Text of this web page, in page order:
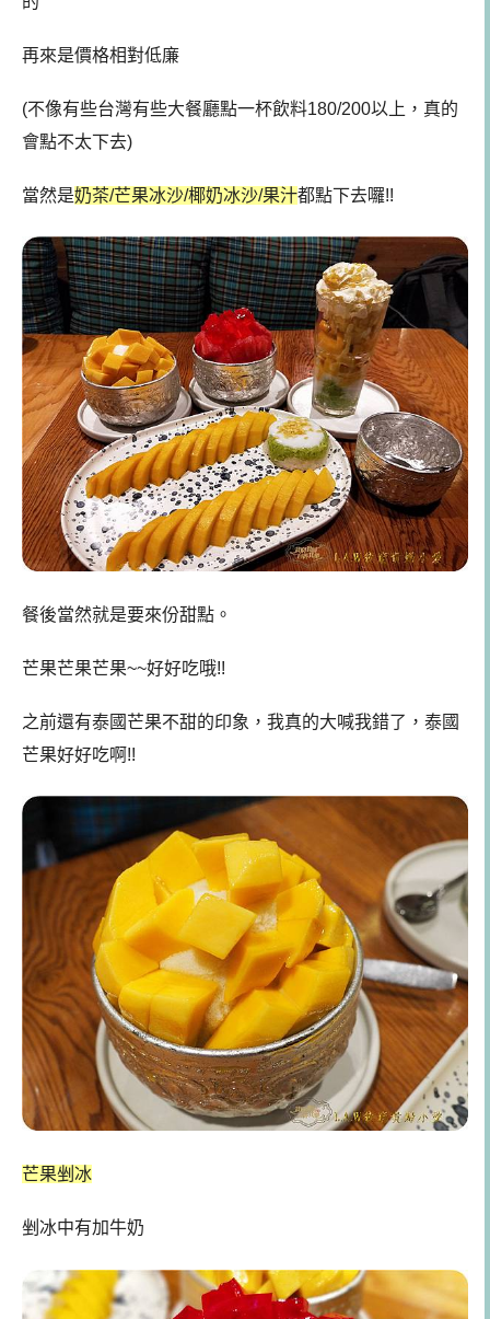
再來是價格相對低廉
(不像有些台灣有些大餐廳點一杯飲料180/200以上，真的
會點不太下去)
當然是奶茶/芒果冰沙/椰奶冰沙/果汁都點下去囉!!
餐後當然就是要來份甜點。
芒果芒果芒果~~好好吃哦!!
之前還有泰國芒果不甜的印象，我真的大喊我錯了，泰國
芒果好好吃啊!!
芒果剉冰
剉冰中有加牛奶